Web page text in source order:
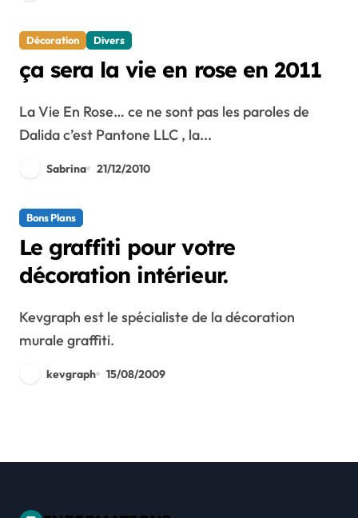
Décoration Divers
ça sera la vie en rose en 2011
La Vie En Rose… ce ne sont pas les paroles de
Dalida c’est Pantone LLC , la...
Sabrina 21/12/2010
Bons Plans
Le graffiti pour votre
décoration intérieur.
Kevgraph est le spécialiste de la décoration
murale graffiti.
kevgraph 15/08/2009